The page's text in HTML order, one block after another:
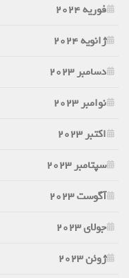
فوریه 2024
ژانویه 2024
دسامبر 2023
نوامبر 2023
اکتبر 2023
سپتامبر 2023
آگوست 2023
جولای 2023
ژوئن 2023